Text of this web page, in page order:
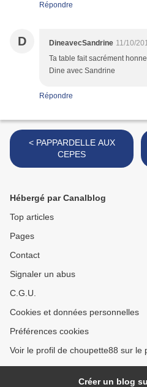
Répondre
D DineavecSandrine 11/10/
Ta table fait sacrément
Dine avec Sandrine
Répondre
< PAPPARDELLE AUX
CEPES
Hébergé par Canalblog
Top articles
Pages
Contact
Signaler un abus
C.G.U.
Cookies et données personnelles
Préférences cookies
Voir le profil de choupette88 sur le
Créer un blog